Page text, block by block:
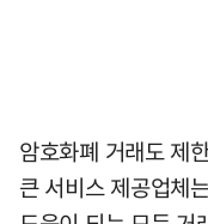
암호화폐 거래도 제
큰 서비스 제공업체